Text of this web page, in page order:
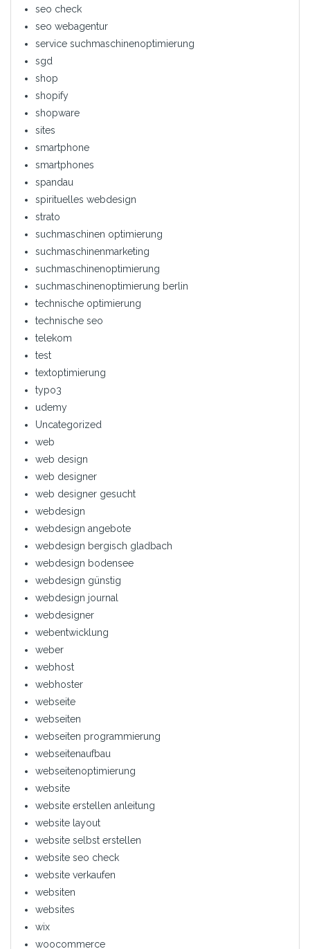
seo check
seo webagentur
service suchmaschinenoptimierung
sgd
shop
shopify
shopware
sites
smartphone
smartphones
spandau
spirituelles webdesign
strato
suchmaschinen optimierung
suchmaschinenmarketing
suchmaschinenoptimierung
suchmaschinenoptimierung berlin
technische optimierung
technische seo
telekom
test
textoptimierung
typo3
udemy
Uncategorized
web
web design
web designer
web designer gesucht
webdesign
webdesign angebote
webdesign bergisch gladbach
webdesign bodensee
webdesign günstig
webdesign journal
webdesigner
webentwicklung
weber
webhost
webhoster
webseite
webseiten
webseiten programmierung
webseitenaufbau
webseitenoptimierung
website
website erstellen anleitung
website layout
website selbst erstellen
website seo check
website verkaufen
websiten
websites
wix
woocommerce